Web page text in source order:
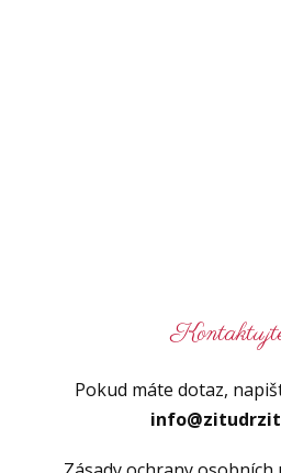
Pokud máte dotaz,